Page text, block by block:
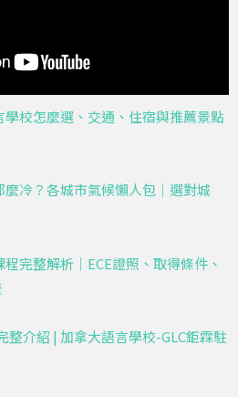
校怎麼選、交通、住宿與推薦景點
冷？各城市氣候懶人包｜選對城
完整解析｜ECE證照、取得條件、
整介紹 | 加拿大語言學校-GLC鉅霖駐